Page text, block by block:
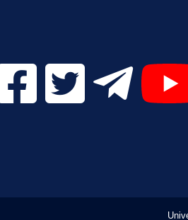
Facebook Digital UVa (se
Twitter Digital UVa
Telegram